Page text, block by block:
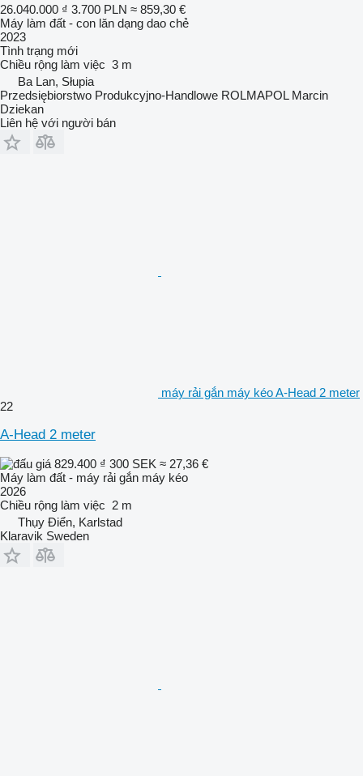
26.040.000 ₫ 3.700 PLN ≈ 859,30 €
Máy làm đất - con lăn dạng dao chẻ
2023
Tình trạng mới
Chiều rộng làm việc 3 m
Ba Lan, Słupia
Przedsiębiorstwo Produkcyjno-Handlowe ROLMAPOL Marcin
Dziekan
Liên hệ với người bán
máy rải gắn máy kéo A-Head 2 meter
22
A-Head 2 meter
829.400 ₫ 300 SEK ≈ 27,36 €
Máy làm đất - máy rải gắn máy kéo
2026
Chiều rộng làm việc 2 m
Thụy Điển, Karlstad
Klaravik Sweden